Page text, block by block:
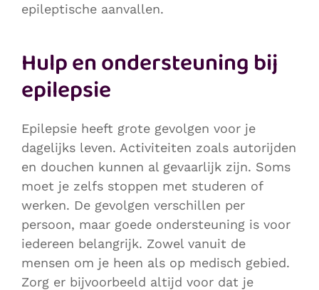
epileptische aanvallen.
Hulp en ondersteuning bij
epilepsie
Epilepsie heeft grote gevolgen voor je
dagelijks leven. Activiteiten zoals autorijden
en douchen kunnen al gevaarlijk zijn. Soms
moet je zelfs stoppen met studeren of
werken. De gevolgen verschillen per
persoon, maar goede ondersteuning is voor
iedereen belangrijk. Zowel vanuit de
mensen om je heen als op medisch gebied.
Zorg er bijvoorbeeld altijd voor dat je